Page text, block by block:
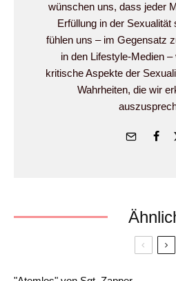
wünschen uns, dass jeder
Erfüllung in der Sexualität
fühlen uns – im Gegensatz
in den Lifestyle-Medien
kritische Aspekte der
Wahrheiten, die wir